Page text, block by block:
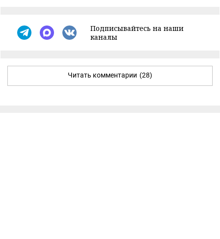
Подписывайтесь на наши
каналы
Читать комментарии (28)